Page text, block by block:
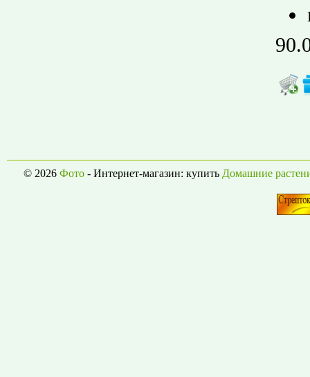
© 2026 Фото- Интернет-магазин: купить Домашние